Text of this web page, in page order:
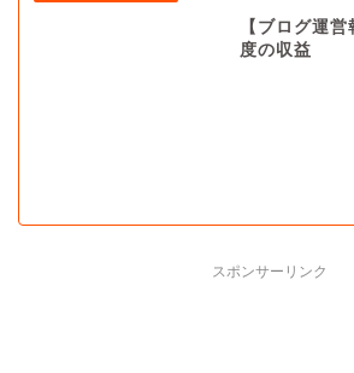
【ブログ運
度の収益
スポンサーリンク